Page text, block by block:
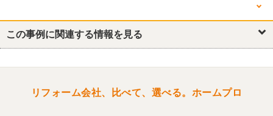
他の箇所を見る
リフォーム概要 浴室・ユニットバス トイレ
この事例に関連する情報を見る
リフォーム会社、比べて、選べる。ホームプロ